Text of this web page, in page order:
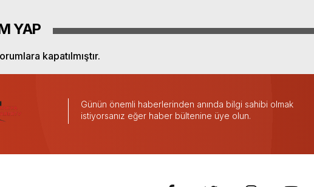
YAP
kapatılmıştır.
Günün önemli haberlerinden anında bilgi sahibi olmak
istiyorsanız eğer haber bültenine üye olun.